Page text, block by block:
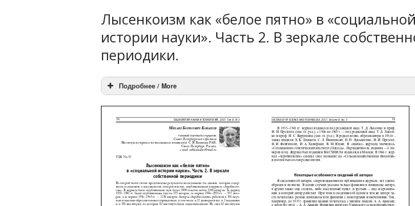
Лысенкоизм как «белое пятно» в «социальной
истории науки». Часть 2. В зеркале
периодики.
Подробнее / More